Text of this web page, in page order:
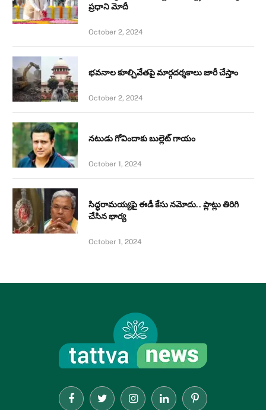
ప్రధాని మోదీ
October 2, 2024
భవనాల కూల్చివేతపై మార్గదర్శకాలు జారీ చేస్తాం
October 2, 2024
నటుడు గోవిందాకు బుల్లెట్ గాయం
October 1, 2024
సిద్ధరామయ్యపై ఈడీ కేసు నమోదు.. ప్లాట్లు తిరిగి
చేసిన భార్య
October 1, 2024
FacebookTwitter InstagramLinkedInPinterest